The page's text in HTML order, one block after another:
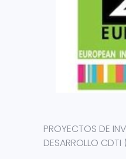
PROYECTOS DE
DESARROLLO CDTI